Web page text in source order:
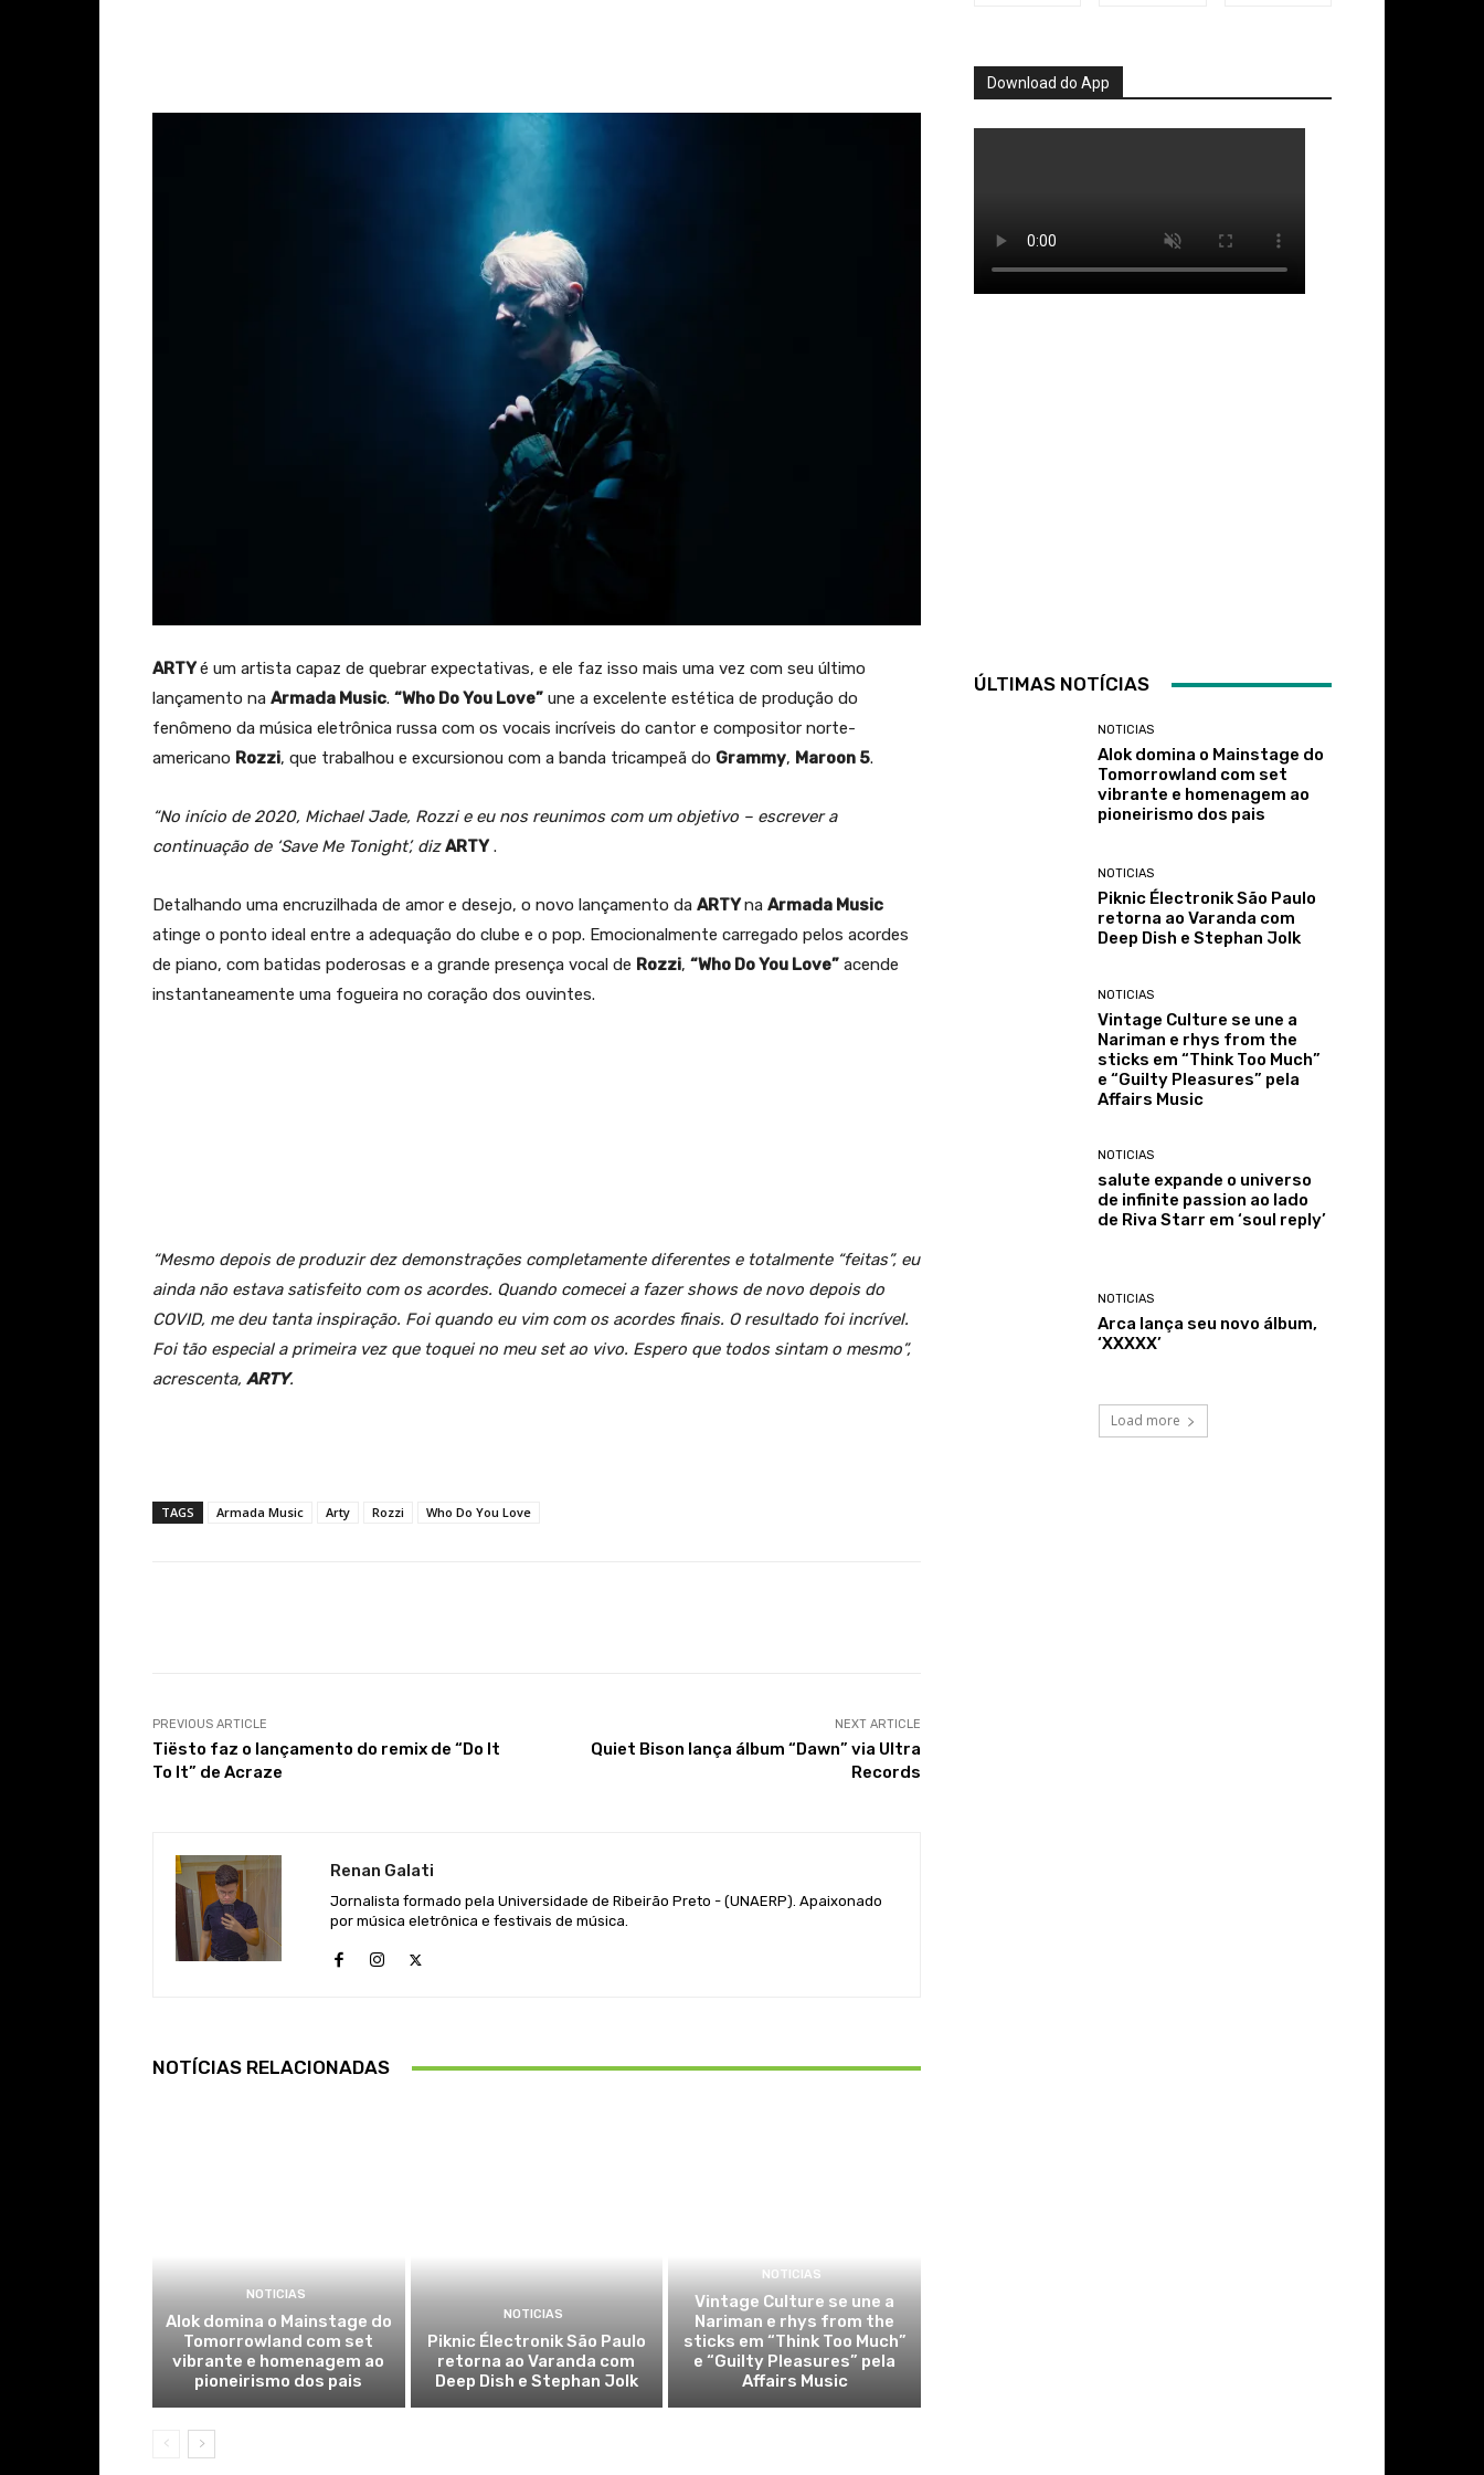
ARTYé um artista capaz de quebrar expectativas, e ele faz isso mais uma vez com seu último
lançamento na Armada Music. “Who Do You Love” une a excelente estética de produção do
fenômeno da música eletrônica russa com os vocais incríveis do cantor e compositor norte-
americano Rozzi, que trabalhou e excursionou com a banda tricampeã do Grammy, Maroon 5.
“No início de 2020, Michael Jade, Rozzi e eu nos reunimos com um objetivo – escrever a
continuação de ‘Save Me Tonight’, dizARTY .
Detalhando uma encruzilhada de amor e desejo, o novo lançamento da ARTYna Armada Music
atinge o ponto ideal entre a adequação do clube e o pop. Emocionalmente carregado pelos acordes
de piano, com batidas poderosas e a grande presença vocal de Rozzi, “Who Do You Love” acende
instantaneamente uma fogueira no coração dos ouvintes.
“Mesmo depois de produzir dez demonstrações completamente diferentes e totalmente “feitas”, eu
ainda não estava satisfeito com os acordes. Quando comecei a fazer shows de novo depois do
COVID, me deu tanta inspiração. Foi quando eu vim com os acordes finais. O resultado foi incrível.
Foi tão especial a primeira vez que toquei no meu set ao vivo. Espero que todos sintam o mesmo”,
acrescenta, ARTY.
TAGS Armada Music Arty Rozzi Who Do You Love
PREVIOUS ARTICLE
Tiësto faz o lançamento do remix de “Do It
To It” de Acraze
NEXT ARTICLE
Quiet Bison lança álbum “Dawn” via Ultra
Records
Renan Galati
Jornalista formado pela Universidade de Ribeirão Preto - (UNAERP). Apaixonado
por música eletrônica e festivais de música.
NOTÍCIAS RELACIONADAS
NOTICIAS
Alok domina o Mainstage do
Tomorrowland com set
vibrante e homenagem ao
pioneirismo dos pais
NOTICIAS
Piknic Électronik São Paulo
retorna ao Varanda com
Deep Dish e Stephan Jolk
NOTICIAS
Vintage Culture se une a
Nariman e rhys from the
sticks em “Think Too Much”
e “Guilty Pleasures” pela
Affairs Music
Download do App
ÚLTIMAS NOTÍCIAS
NOTICIAS
Alok domina o Mainstage do
Tomorrowland com set
vibrante e homenagem ao
pioneirismo dos pais
NOTICIAS
Piknic Électronik São Paulo
retorna ao Varanda com
Deep Dish e Stephan Jolk
NOTICIAS
Vintage Culture se une a
Nariman e rhys from the
sticks em “Think Too Much”
e “Guilty Pleasures” pela
Affairs Music
NOTICIAS
salute expande o universo
de infinite passion ao lado
de Riva Starr em ‘soul reply’
NOTICIAS
Arca lança seu novo álbum,
‘XXXXX’
Load more